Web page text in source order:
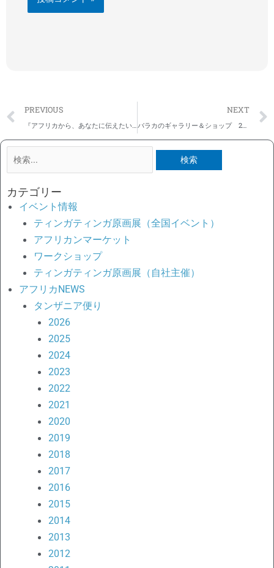
Prev
PREVIOUS NEXT
バラカのギャラリー＆ショップ 2月の営業日のお知らせ
検
対
象:
カテゴリー
イベント情報
ティンガティンガ原画展（全国イベント）
アフリカンマーケット
ワークショップ
ティンガティンガ原画展（自社主催）
アフリカNEWS
タンザニア便り
2026
2025
2024
2023
2022
2021
2020
2019
2018
2017
2016
2015
2014
2013
2012